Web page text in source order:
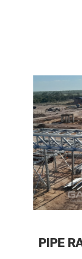
PIPE